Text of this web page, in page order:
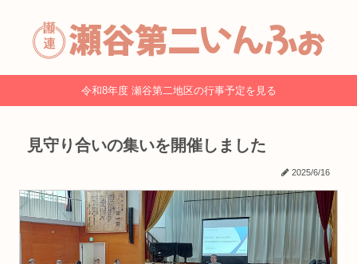
令和8年度 瀬谷第二地区の行事予定を見る
見守り合いの集いを開催しました
2025/6/16